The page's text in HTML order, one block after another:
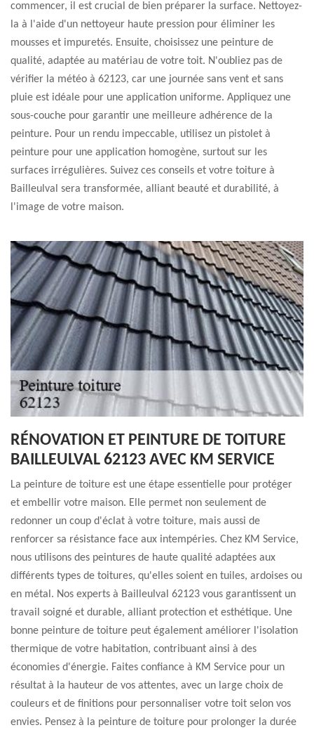
commencer, il est crucial de bien préparer la surface. Nettoyez-
la à l'aide d'un nettoyeur haute pression pour éliminer les
mousses et impuretés. Ensuite, choisissez une peinture de
qualité, adaptée au matériau de votre toit. N'oubliez pas de
vérifier la météo à 62123, car une journée sans vent et sans
pluie est idéale pour une application uniforme. Appliquez une
sous-couche pour garantir une meilleure adhérence de la
peinture. Pour un rendu impeccable, utilisez un pistolet à
peinture pour une application homogène, surtout sur les
surfaces irrégulières. Suivez ces conseils et votre toiture à
Bailleulval sera transformée, alliant beauté et durabilité, à
l'image de votre maison.
RÉNOVATION ET PEINTURE DE TOITURE
BAILLEULVAL 62123 AVEC KM SERVICE
La peinture de toiture est une étape essentielle pour protéger
et embellir votre maison. Elle permet non seulement de
redonner un coup d'éclat à votre toiture, mais aussi de
renforcer sa résistance face aux intempéries. Chez KM Service,
nous utilisons des peintures de haute qualité adaptées aux
différents types de toitures, qu'elles soient en tuiles, ardoises ou
en métal. Nos experts à Bailleulval 62123 vous garantissent un
travail soigné et durable, alliant protection et esthétique. Une
bonne peinture de toiture peut également améliorer l'isolation
thermique de votre habitation, contribuant ainsi à des
économies d'énergie. Faites confiance à KM Service pour un
résultat à la hauteur de vos attentes, avec un large choix de
couleurs et de finitions pour personnaliser votre toit selon vos
envies. Pensez à la peinture de toiture pour prolonger la durée